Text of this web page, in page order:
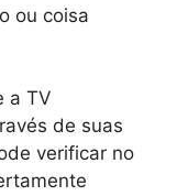
ou coisa
a TV
de suas
verificar no